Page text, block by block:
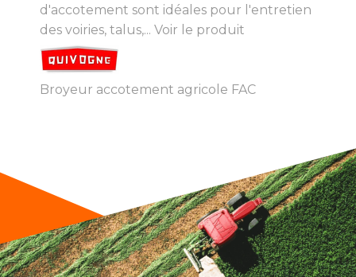
d'accotement sont idéales pour l'entretien
des voiries, talus,... Voir le produit
Broyeur accotement agricole FAC